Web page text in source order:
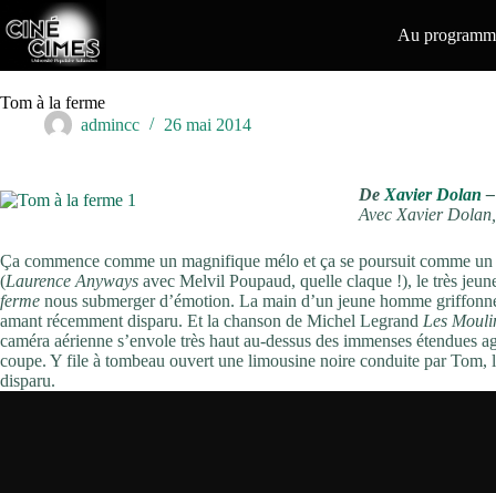
au
contenu
Au
Tom à la ferme
admincc
26 mai 2014
De Xavier Dolan
Avec Xavier
Ça commence comme un magnifique mélo et ça se poursuit comme
(Laurence Anyways avec Melvil Poupaud, quelle claque !), le très
ferme nous submerger d’émotion. La main d’un jeune homme
amant récemment disparu. Et la chanson de Michel Legrand Les
caméra aérienne s’envole très haut au-dessus des immenses
coupe. Y file à tombeau ouvert une limousine noire conduite par
disparu.